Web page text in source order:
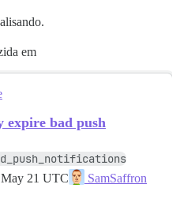
em
bad push
21 UTC
SamSaffron